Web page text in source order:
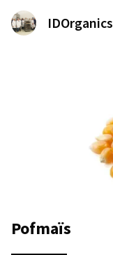
IDOrganics
Pofmaïs